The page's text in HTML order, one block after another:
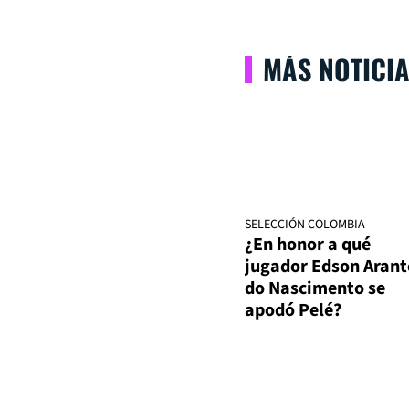
MÁS
SELECCIÓN COLOMBIA
¿En honor a qué
jugador Edson
do Nascimento se
apodó Pelé?